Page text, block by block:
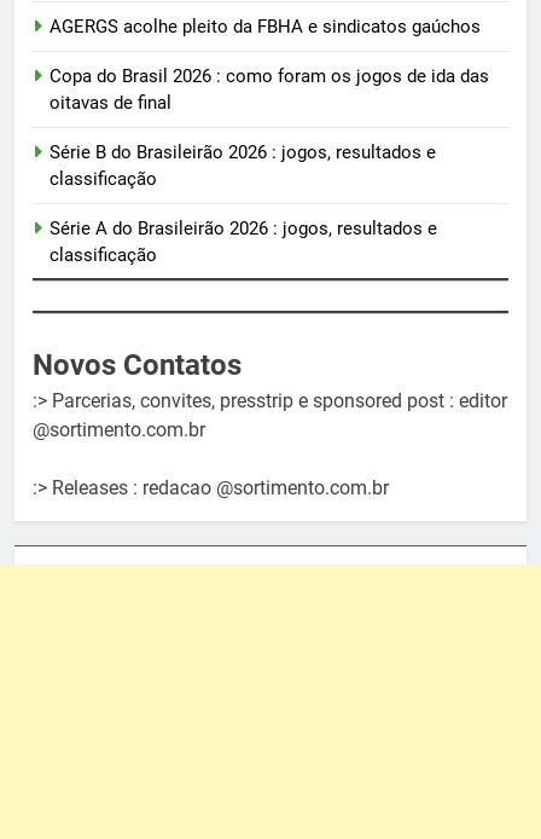
AGERGS acolhe pleito da FBHA e sindicatos gaúchos
Copa do Brasil 2026 : como foram os jogos de ida das
oitavas de final
Série B do Brasileirão 2026 : jogos, resultados e
classificação
Série A do Brasileirão 2026 : jogos, resultados e
classificação
Novos Contatos
:> Parcerias, convites, presstrip e sponsored post : editor
@sortimento.com.br
:> Releases : redacao @sortimento.com.br